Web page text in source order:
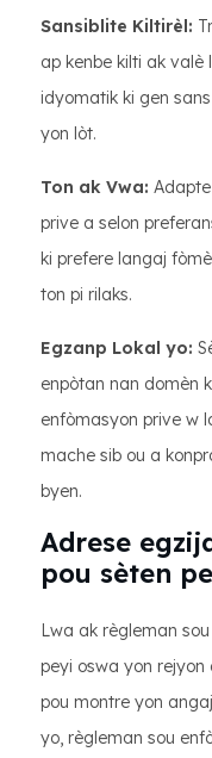
Sansiblite Kiltirèl:
ap kenbe kilti ak valè
idyomatik ki gen
yon lòt.
Ton ak Vwa:
prive a selon
ki prefere langaj
ton pi rilaks.
Egzanp Lokal yo:
enpòtan nan domèn
enfòmasyon prive w
mache sib ou a
byen.
Adrese
pou sèten
Lwa ak règleman
peyi oswa yon
pou montre yon
yo, règleman sou